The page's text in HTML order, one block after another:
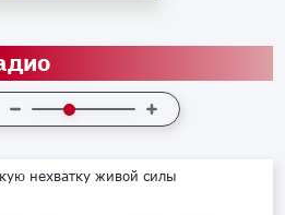
нехватку живой силы